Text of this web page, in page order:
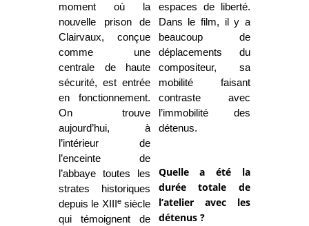
moment où la
nouvelle prison de
Clairvaux, conçue
comme une
centrale de haute
sécurité, est entrée
en fonctionnement.
On trouve
aujourd’hui, à
l’intérieur de
l’enceinte de
l’abbaye toutes les
strates historiques
depuis le XIII
esiècle
qui témoignent de
espaces de liberté.
Dans le film, il y a
beaucoup de
déplacements du
compositeur, sa
mobilité faisant
contraste avec
l’immobilité des
détenus.
Quelle a été la
durée totale de
l’atelier avec les
détenus ?